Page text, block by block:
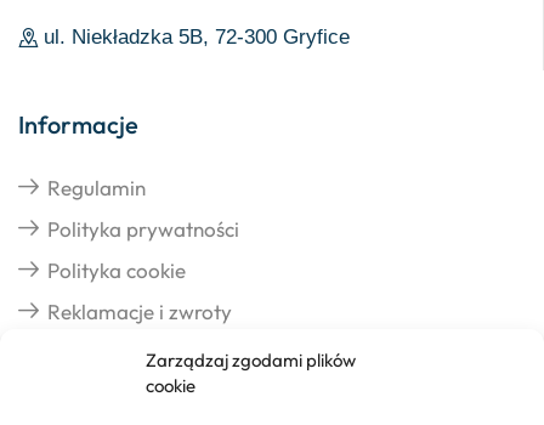
Zarządzaj zgodami plików
cookie
ul. Niekładzka 5B, 72-300 Gryfice
Informacje
Regulamin
Polityka prywatności
Polityka cookie
Reklamacje i zwroty